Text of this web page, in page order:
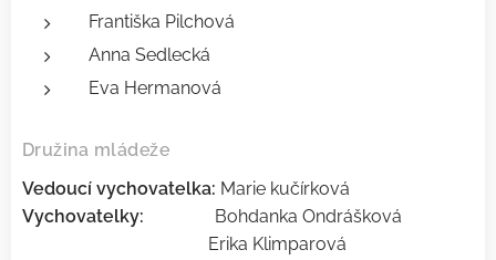
Františka Pilchová
Anna Sedlecká
Eva Hermanová
Družina mládeže
Vedoucí vychovatelka: Marie kučírková
Vychovatelky: Bohdanka Ondrášková
Erika Klimparová